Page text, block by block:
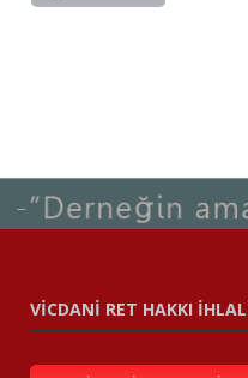
VİCDANİ RET HAKKI